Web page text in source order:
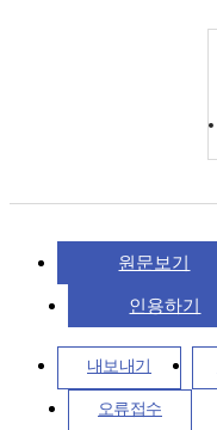
원문보기
인용하기
내보내기
오류접수